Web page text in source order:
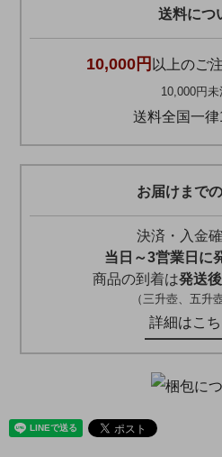
送料につ
10,000円 以上のご
10,000円未
送料全国一律
お届けまで
決済・入金確
当日～3営業日に
商品の到着は発送
（三升壺、五升
詳細はこ